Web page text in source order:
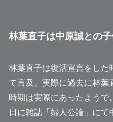
林葉直子は中原誠との
林葉直子は復活宣言をした
て言及。実際に過去に林葉
時期は実際にあったようで
日に雑誌「婦人公論」に